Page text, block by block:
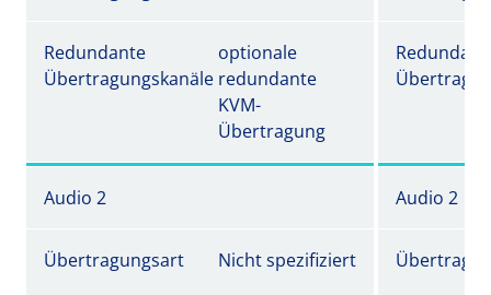
Redundante
Übertragungskanäle
optionale
redundante
KVM-
Übertragung
Audio 2 Audio 2
Übertragungsart Nicht spezifiziert